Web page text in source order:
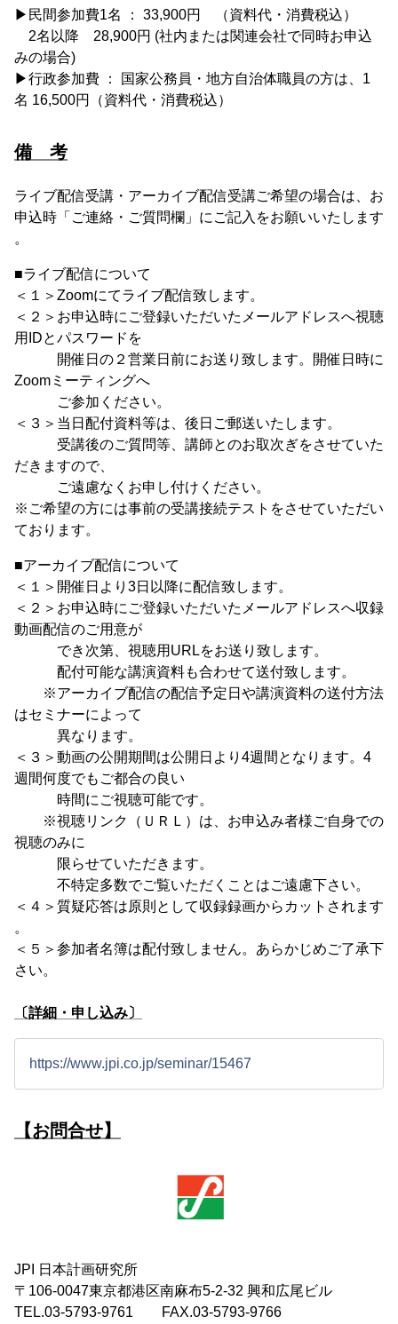
▶︎民間参加費1名 ： 33,900円 （資料代・消費税込）
2名以降 28,900円 (社内または関連会社で同時お申込
みの場合)
▶行政参加費 ： 国家公務員・地方自治体職員の方は、1
名 16,500円（資料代・消費税込）
備 考
ライブ配信受講・アーカイブ配信受講ご希望の場合は、お
申込時「ご連絡・ご質問欄」にご記入をお願いいたします
。
■ライブ配信について
＜１＞Zoomにてライブ配信致します。
＜２＞お申込時にご登録いただいたメールアドレスへ視聴
用IDとパスワードを
開催日の２営業日前にお送り致します。開催日時に
Zoomミーティングへ
ご参加ください。
＜３＞当日配付資料等は、後日ご郵送いたします。
受講後のご質問等、講師とのお取次ぎをさせていた
だきますので、
ご遠慮なくお申し付けください。
※ご希望の方には事前の受講接続テストをさせていただい
ております。
■アーカイブ配信について
＜１＞開催日より3日以降に配信致します。
＜２＞お申込時にご登録いただいたメールアドレスへ収録
動画配信のご用意が
でき次第、視聴用URLをお送り致します。
配付可能な講演資料も合わせて送付致します。
※アーカイブ配信の配信予定日や講演資料の送付方法
はセミナーによって
異なります。
＜３＞動画の公開期間は公開日より4週間となります。4
週間何度でもご都合の良い
時間にご視聴可能です。
※視聴リンク（ＵＲＬ）は、お申込み者様ご自身での
視聴のみに
限らせていただきます。
不特定多数でご覧いただくことはご遠慮下さい。
＜４＞質疑応答は原則として収録録画からカットされます
。
＜５＞参加者名簿は配付致しません。あらかじめご了承下
さい。
〔詳細・申し込み〕
https://www.jpi.co.jp/seminar/15467
【お問合せ】
JPI 日本計画研究所
〒106-0047東京都港区南麻布5-2-32 興和広尾ビル
TEL.03-5793-9761 FAX.03-5793-9766